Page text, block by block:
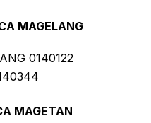
MAGELANG
0140122
MAGETAN